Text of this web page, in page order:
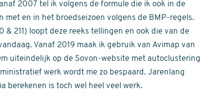
2007 tel ik volgens de formule die ik ook in de
met en in het broedseizoen volgens de BMP-regels.
211) loopt deze reeks tellingen en ook die van de
Vanaf 2019 maak ik gebruik van Avimap van
uiteindelijk op de Sovon-website met autoclustering
werk wordt me zo bespaard. Jarenlang
berekenen is toch wel heel veel werk.